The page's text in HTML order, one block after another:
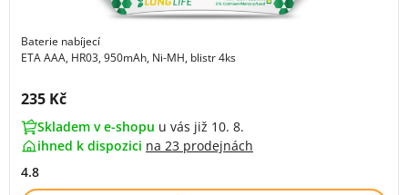
Baterie nabíjecí
ETA AAA, HR03, 950mAh, Ni-MH, blistr 4ks
Cena s DPH:
235 Kč
Skladem v e-shopu u vás již 10. 8.
ihned k dispozici na 23 prodejnách
4.8